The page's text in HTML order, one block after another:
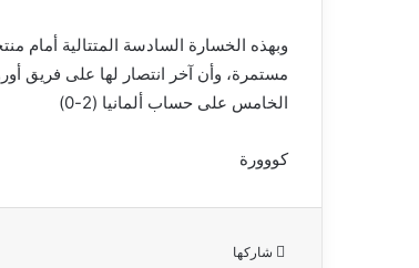
وبهذه الخسارة السادسة المتتالية أمام
الخامس على حساب ألمانيا (2-0)
كووورة
شاركها